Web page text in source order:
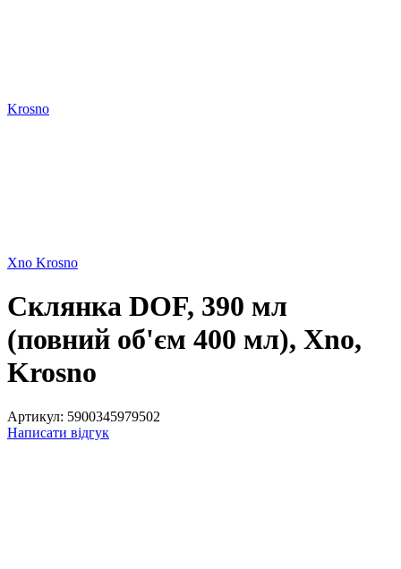
Krosno
Xno Krosno
Склянка DOF, 390 мл
(повний об'єм 400 мл), Xno,
Krosno
Артикул: 5900345979502
Написати відгук